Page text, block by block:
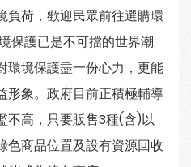
負荷，歡迎民眾前往選購環
保護已是不可擋的世界潮
環境保護盡一份心力，更能
形象。政府目前正積極輔導
不高，只要販售3種(含)以
色商品位置及設有資源回收